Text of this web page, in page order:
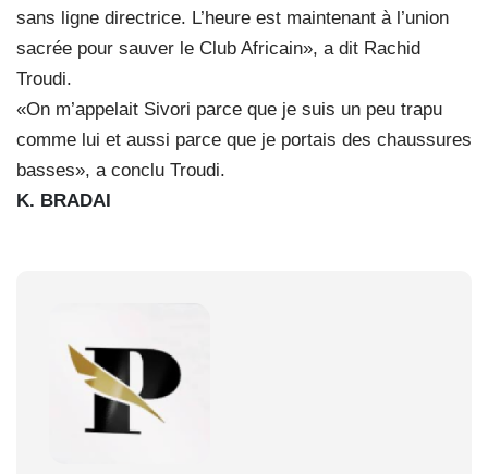
sans ligne directrice. L’heure est maintenant à l’union
sacrée pour sauver le Club Africain», a dit Rachid
Troudi.
«On m’appelait Sivori parce que je suis un peu trapu
comme lui et aussi parce que je portais des chaussures
basses», a conclu Troudi.
K. BRADAI